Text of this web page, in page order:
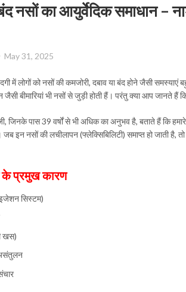
नसों का आयुर्वेदिक समाधान –
May 31, 2025
में लोगों को नसों की कमजोरी, दबाव या बंद होने जैसी
बीमारियां भी नसों से जुड़ी होती हैं। परंतु क्या आप जानते हैं
जिनके पास 39 वर्षों से भी अधिक का अनुभव है, बताते हैं कि
जब इन नसों की लचीलापन (फ्लेक्सिबिलिटी) समाप्त हो जाती
के प्रमुख कारण
सिस्टम)
खस)